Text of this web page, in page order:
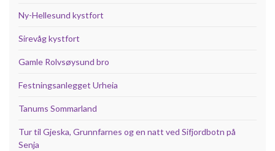
Ny-Hellesund kystfort
Sirevåg kystfort
Gamle Rolvsøysund bro
Festningsanlegget Urheia
Tanums Sommarland
Tur til Gjeska, Grunnfarnes og en natt ved Sifjordbotn på
Senja